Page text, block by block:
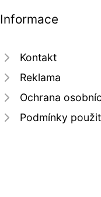
Informace
Kontakt
Reklama
Ochrana
Podmínky